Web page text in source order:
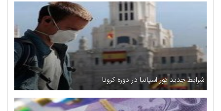
شرایط جدید تور اسپانیا در دوره کرونا